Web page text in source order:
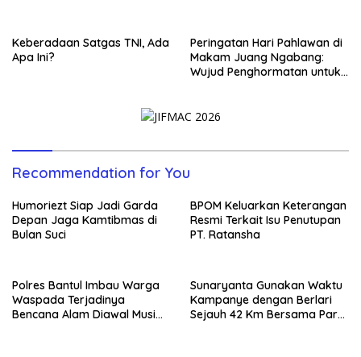
Keberadaan Satgas TNI, Ada
Apa Ini?
Peringatan Hari Pahlawan di
Makam Juang Ngabang:
Wujud Penghormatan untuk
Recommendation for You
Humoriezt Siap Jadi Garda
Depan Jaga Kamtibmas di
Bulan Suci
BPOM Keluarkan Keterangan
Resmi Terkait Isu Penutupan
PT. Ratansha
Polres Bantul Imbau Warga
Waspada Terjadinya
Bencana Alam Diawal Musim
Sunaryanta Gunakan Waktu
Kampanye dengan Berlari
Sejauh 42 Km Bersama Para